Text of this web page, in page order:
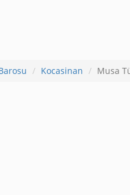
Kocasinan Musa